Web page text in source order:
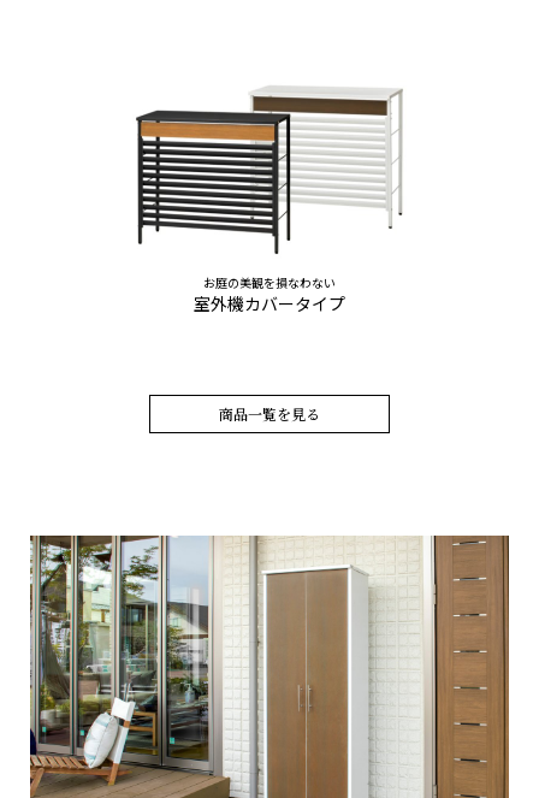
お庭の美観を損なわない
室外機カバータイプ
商品一覧を見る